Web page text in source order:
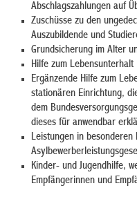
Abschlagszahlungen auf
Zuschüsse zu den
Auszubildende und
Grundsicherung im Alter
Hilfe zum Lebensunterhalt
Ergänzende Hilfe zum
stationären Einrichtung,
dem
dieses für anwendbar
Leistungen in besonderen
Kinder- und Jugendhilfe,
Empfängerinnen und